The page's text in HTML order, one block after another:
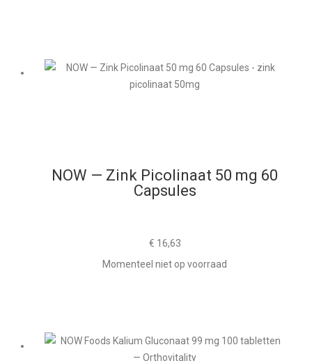
NOW — Zink Picolinaat 50 mg 60
Capsules
€ 16,63
Momenteel niet op voorraad